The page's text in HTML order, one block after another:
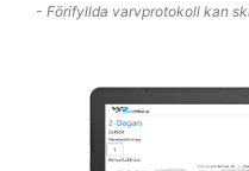
- Förifyllda varvprotokoll kan